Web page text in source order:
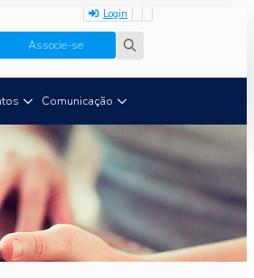
Login
Associe-se
Comunicação